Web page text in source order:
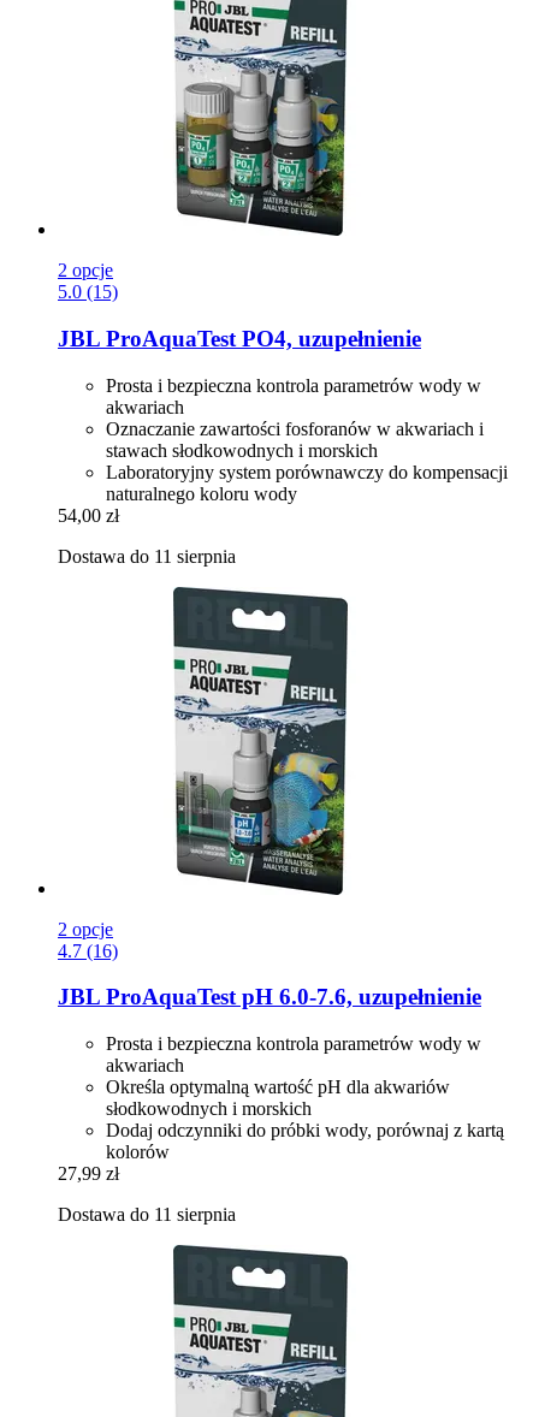
2 opcje
5.0 (15)
JBL ProAquaTest PO4, uzupełnienie
Prosta i bezpieczna kontrola parametrów wody w
akwariach
Oznaczanie zawartości fosforanów w akwariach i
stawach słodkowodnych i morskich
Laboratoryjny system porównawczy do kompensacji
naturalnego koloru wody
54,00 zł
Dostawa do 11 sierpnia
2 opcje
4.7 (16)
JBL ProAquaTest pH 6.0-​7.6, uzupełnienie
Prosta i bezpieczna kontrola parametrów wody w
akwariach
Określa optymalną wartość pH dla akwariów
słodkowodnych i morskich
Dodaj odczynniki do próbki wody, porównaj z kartą
kolorów
27,99 zł
Dostawa do 11 sierpnia